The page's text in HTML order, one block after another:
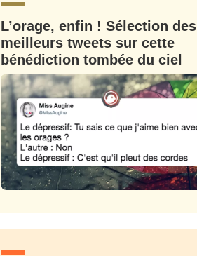
L’orage, enfin ! Sélection des
meilleurs tweets sur cette
bénédiction tombée du ciel